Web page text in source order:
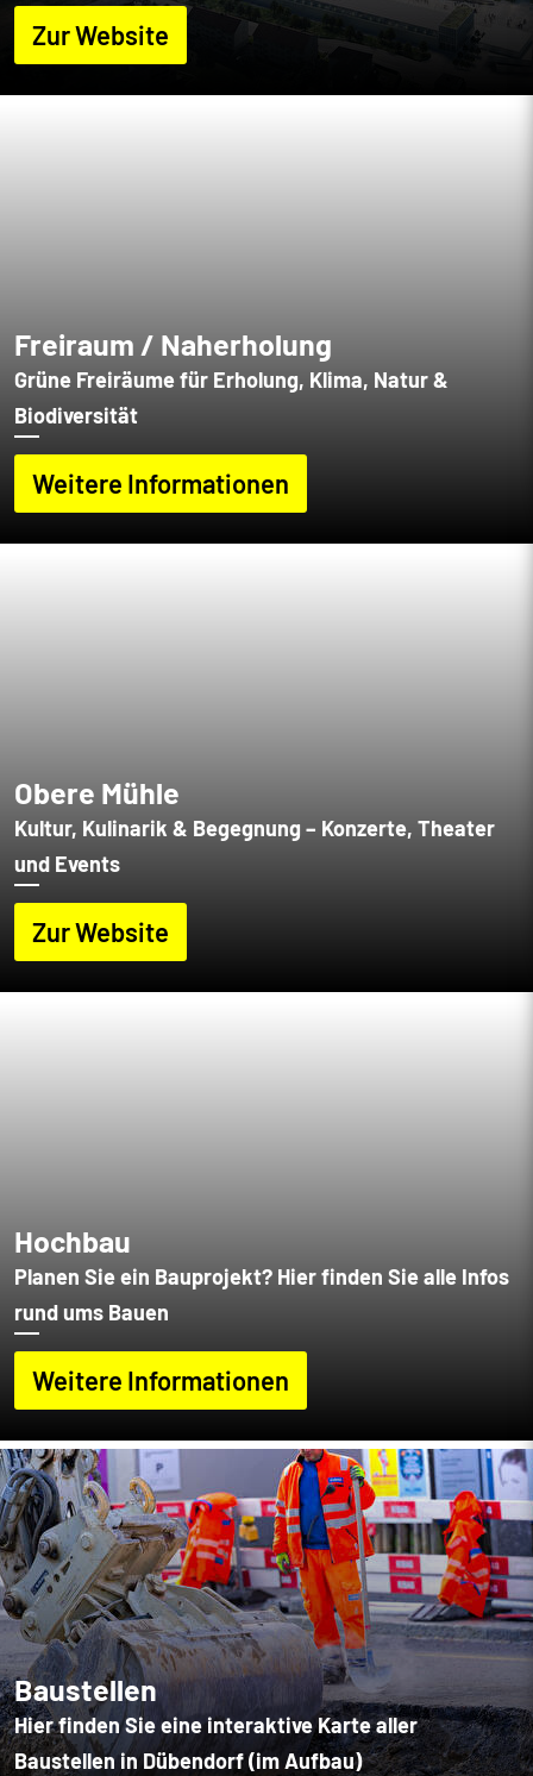
Zur Website
Freiraum / Naherholung
Grüne Freiräume für Erholung, Klima, Natur &
Biodiversität
Weitere Informationen
Obere Mühle
Kultur, Kulinarik & Begegnung – Konzerte, Theater
und Events
Zur Website
Hochbau
Planen Sie ein Bauprojekt? Hier finden Sie alle Infos
rund ums Bauen
Weitere Informationen
Baustellen
Hier finden Sie eine interaktive Karte aller
Baustellen in Dübendorf (im Aufbau)